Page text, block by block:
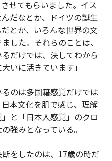
せてもらいました。イス
だなとか、ドイツの誕生
とか、いろんな世界の文
した。それらのことは、
だけでは、決してわから
いに活きています」
のは多国籍感覚だけでは
本文化を肌で感じ、理解
と「日本人感覚」のクロ
強みとなっている。
をしたのは、17歳の時だ